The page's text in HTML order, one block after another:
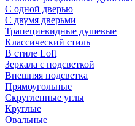
С одной дверью
С двумя дверьми
Трапециевидные душевые
Классический стиль
В стиле Loft
Зеркала с подсветкой
Внешняя подсветка
Прямоугольные
Скругленные углы
Круглые
Овальные